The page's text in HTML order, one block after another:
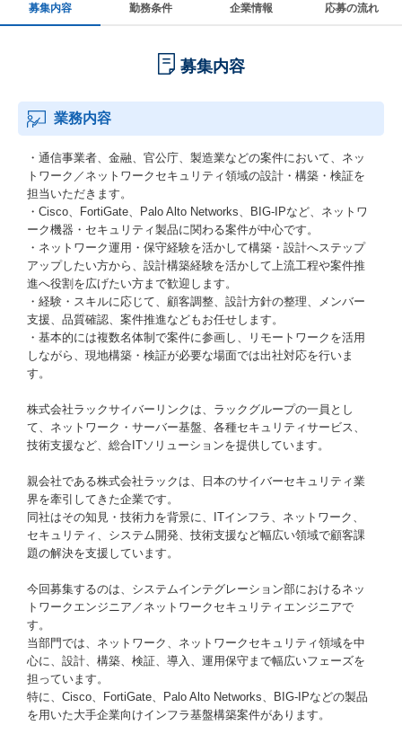
募集内容 勤務条件 企業情報 応募の流れ
募集内容
業務内容
・通信事業者、金融、官公庁、製造業などの案件において、ネッ
トワーク／ネットワークセキュリティ領域の設計・構築・検証を
担当いただきます。
・Cisco、FortiGate、Palo Alto Networks、BIG-IPなど、ネットワ
ーク機器・セキュリティ製品に関わる案件が中心です。
・ネットワーク運用・保守経験を活かして構築・設計へステップ
アップしたい方から、設計構築経験を活かして上流工程や案件推
進へ役割を広げたい方まで歓迎します。
・経験・スキルに応じて、顧客調整、設計方針の整理、メンバー
支援、品質確認、案件推進などもお任せします。
・基本的には複数名体制で案件に参画し、リモートワークを活用
しながら、現地構築・検証が必要な場面では出社対応を行いま
す。
株式会社ラックサイバーリンクは、ラックグループの一員とし
て、ネットワーク・サーバー基盤、各種セキュリティサービス、
技術支援など、総合ITソリューションを提供しています。
親会社である株式会社ラックは、日本のサイバーセキュリティ業
界を牽引してきた企業です。
同社はその知見・技術力を背景に、ITインフラ、ネットワーク、
セキュリティ、システム開発、技術支援など幅広い領域で顧客課
題の解決を支援しています。
今回募集するのは、システムインテグレーション部におけるネッ
トワークエンジニア／ネットワークセキュリティエンジニアで
す。
当部門では、ネットワーク、ネットワークセキュリティ領域を中
心に、設計、構築、検証、導入、運用保守まで幅広いフェーズを
担っています。
特に、Cisco、FortiGate、Palo Alto Networks、BIG-IPなどの製品
を用いた大手企業向けインフラ基盤構築案件があります。